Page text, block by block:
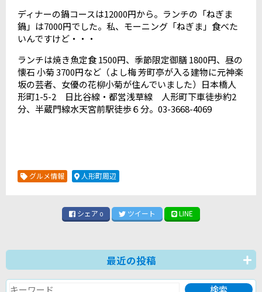
ディナーの鍋コースは12000円から。ランチの「ねぎま
鍋」は7000円でした。私、モーニング「ねぎま」食べた
いんですけど・・・
ランチは焼き魚定食 1500円、季節限定御膳 1800円、昼の
懐石 小菊 3700円など（よし梅 芳町亭が入る建物に元神楽
坂の芸者、女優の花柳小菊が住んでいました）日本橋人
形町1-5-2 日比谷線・都営浅草線 人形町下車徒歩約2
分、半蔵門線水天宮前駅徒歩６分。03-3668-4069
グルメ情報 人形町周辺
シェア 0 ツイート LINE
最近の投稿